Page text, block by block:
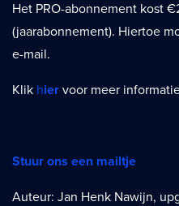
Het PRO-abonnement kost
(jaarabonnement). Hiertoe
e-mail.
Klik hier voor meer
Stuur ons een mailtje
Auteur: Jan Henk Nawijn,